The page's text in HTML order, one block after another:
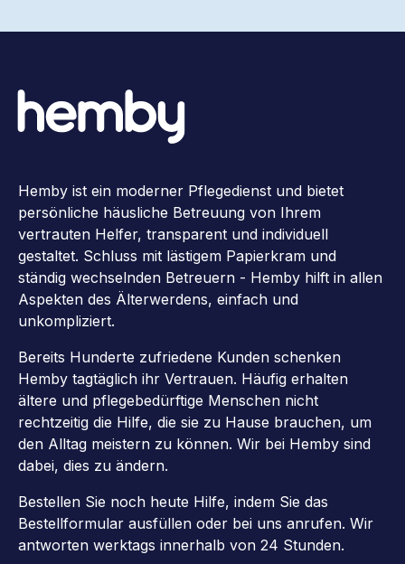
Hemby ist ein moderner Pflegedienst und bietet
persönliche häusliche Betreuung von Ihrem
vertrauten Helfer, transparent und individuell
gestaltet. Schluss mit lästigem Papierkram und
ständig wechselnden Betreuern - Hemby hilft in allen
Aspekten des Älterwerdens, einfach und
unkompliziert.
Bereits Hunderte zufriedene Kunden schenken
Hemby tagtäglich ihr Vertrauen. Häufig erhalten
ältere und pflegebedürftige Menschen nicht
rechtzeitig die Hilfe, die sie zu Hause brauchen, um
den Alltag meistern zu können. Wir bei Hemby sind
dabei, dies zu ändern.
Bestellen Sie noch heute Hilfe, indem Sie das
Bestellformular ausfüllen oder bei uns anrufen. Wir
antworten werktags innerhalb von 24 Stunden.